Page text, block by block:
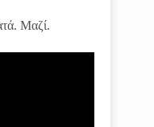
Μαζί.